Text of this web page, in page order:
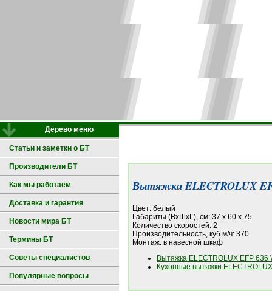
Дерево меню
Статьи и заметки о БТ
Производители БТ
Как мы работаем
Доставка и гарантия
Новости мира БТ
Термины БТ
Советы специалистов
Популярные вопросы
Вытяжка ELECTROLUX
Цвет: белый
Габариты (ВxШxГ), см: 37 x 60 x 75
Количество скоростей: 2
Производительность, куб.м/ч: 370
Монтаж: в навесной шкаф
Вытяжка ELECTROLUX EFP 636
Кухонные вытяжки